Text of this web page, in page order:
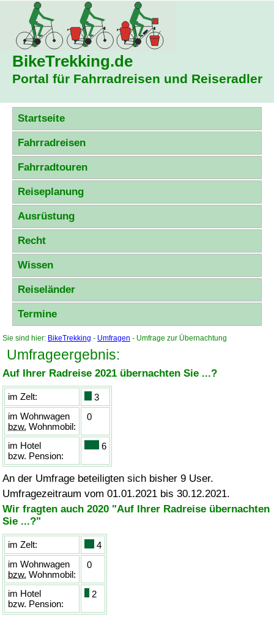
BikeTrekking.de
Portal für Fahrradreisen und Reiseradler
Startseite
Fahrradreisen
Fahrradtouren
Reiseplanung
Ausrüstung
Recht
Wissen
Reiseländer
Termine
Sie sind hier: BikeTrekking - Umfragen - Umfrage zur Übernachtung
Umfrageergebnis:
Auf Ihrer Radreise 2021 übernachten Sie ...?
im Zelt:
3
im Wohnwagen
bzw. Wohnmobil:
0
im Hotel
bzw. Pension:
6
An der Umfrage beteiligten sich bisher 9 User.
Umfragezeitraum vom 01.01.2021 bis 30.12.2021.
Wir fragten auch 2020 "Auf Ihrer Radreise übernachten
Sie ...?"
im Zelt:
4
im Wohnwagen
bzw. Wohnmobil:
0
im Hotel
bzw. Pension:
2